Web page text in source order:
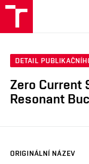
DETAIL
Zero Current
Resonant
ORIGINÁLNÍ NÁZEV